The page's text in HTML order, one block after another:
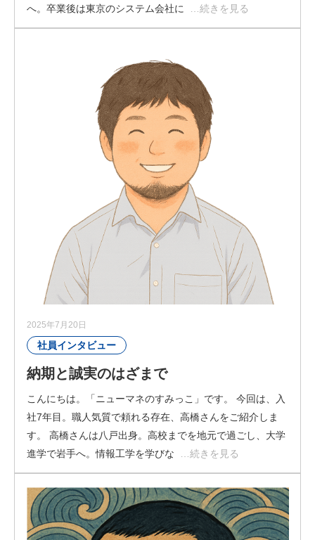
へ。卒業後は東京のシステム会社に
…続きを見る
2025年7月20日
社員インタビュー
納期と誠実のはざまで
こんにちは。「ニューマネのすみっこ」です。 今回は、入
社7年目。職人気質で頼れる存在、高橋さんをご紹介しま
す。 高橋さんは八戸出身。高校までを地元で過ごし、大学
進学で岩手へ。情報工学を学びな
…続きを見る